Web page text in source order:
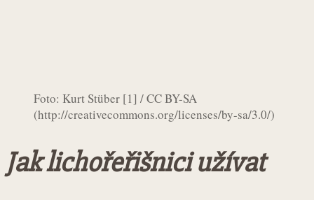
Foto: Kurt Stüber [1] / CC BY-SA
(http://creativecommons.org/licenses/by-sa/3.0/)
Jak lichořeřišnici užívat